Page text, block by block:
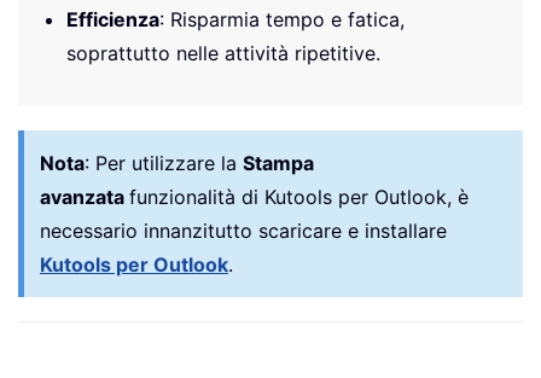
Efficienza: Risparmia tempo e fatica,
soprattutto nelle attività ripetitive.
Nota: Per utilizzare la Stampa
avanzata funzionalità di Kutools per Outlook, è
necessario innanzitutto scaricare e installare
Kutools per Outlook.